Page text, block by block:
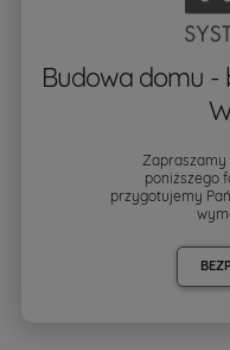
Budowa domu -
Zapraszamy
poniższego
przygotujemy